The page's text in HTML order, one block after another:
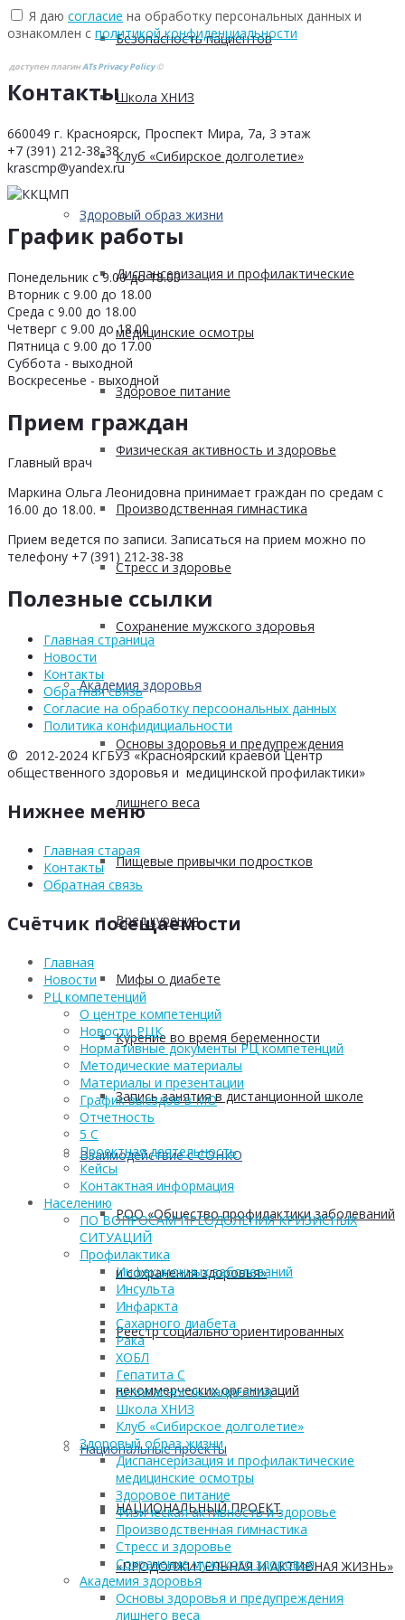
Безопасность пациентов
Школа ХНИЗ
Клуб «Сибирское долголетие»
Здоровый образ жизни
Диспансеризация и профилактические
медицинские осмотры
Здоровое питание
Физическая активность и здоровье
Производственная гимнастика
Стресс и здоровье
Сохранение мужского здоровья
Академия здоровья
Основы здоровья и предупреждения
лишнего веса
Пищевые привычки подростков
Вред курения
Мифы о диабете
Курение во время беременности
Запись занятия в дистанционной школе
Взаимодействие с СОНКО
РОО «Общество профилактики заболеваний
и сохранения здоровья»
Реестр социально ориентированных
некоммерческих организаций
Национальные проекты
НАЦИОНАЛЬНЫЙ ПРОЕКТ
«ПРОДОЛЖИТЕЛЬНАЯ И АКТИВНАЯ ЖИЗНЬ»
Я даю согласие на обработку персональных данных и
ознакомлен с политикой конфиденциальности
доступен плагинATs Privacy Policy©
Контакты
660049 г. Красноярск, Проспект Мира, 7а, 3 этаж
+7 (391) 212-38-38
krascmp@yandex.ru
График работы
Понедельник с 9.00 до 18.00
Вторник с 9.00 до 18.00
Среда с 9.00 до 18.00
Четверг с 9.00 до 18.00
Пятница с 9.00 до 17.00
Суббота - выходной
Воскресенье - выходной
Прием граждан
Главный врач
Маркина Ольга Леонидовна принимает граждан по средам с
16.00 до 18.00.
Прием ведется по записи. Записаться на прием можно по
телефону +7 (391) 212-38-38
Полезные ссылки
Главная страница
Новости
Контакты
Обратная связь
Согласие на обработку персоональных данных
Политика конфидициальности
© 2012-2024 КГБУЗ «Красноярский краевой Центр
общественного здоровья и медицинской профилактики»
Нижнее меню
Главная старая
Контакты
Обратная связь
Счётчик посещаемости
Главная
Новости
РЦ компетенций
О центре компетенций
Новости РЦК
Нормативные документы РЦ компетенций
Методические материалы
Материалы и презентации
График выездов в МО
Отчетность
5 С
Проектная деятельность
Кейсы
Контактная информация
Населению
ПО ВОПРОСАМ ПРЕОДОЛЕНИЯ КРИЗИСНЫХ
СИТУАЦИЙ
Профилактика
Инфекционных заболеваний
Инсульта
Инфаркта
Сахарного диабета
Рака
ХОБЛ
Гепатита С
Безопасность пациентов
Школа ХНИЗ
Клуб «Сибирское долголетие»
Здоровый образ жизни
Диспансеризация и профилактические
медицинские осмотры
Здоровое питание
Физическая активность и здоровье
Производственная гимнастика
Стресс и здоровье
Сохранение мужского здоровья
Академия здоровья
Основы здоровья и предупреждения
лишнего веса